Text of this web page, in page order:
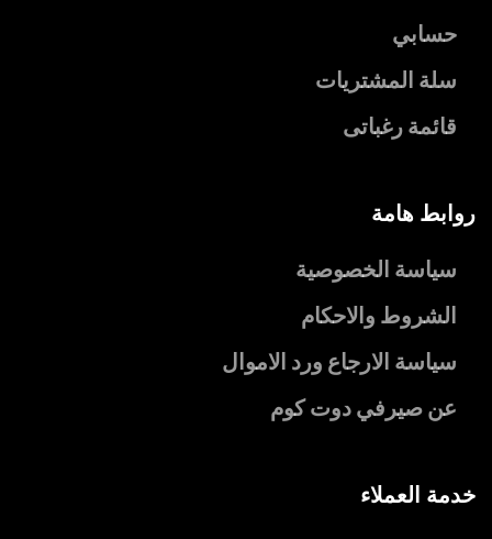
حسابي
سلة المشتريات
قائمة رغباتى
روابط هامة
سياسة الخصوصية
الشروط والاحكام
سياسة الارجاع ورد الاموال
عن صيرفي دوت كوم
خدمة العملاء